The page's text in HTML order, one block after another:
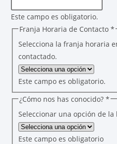
Este campo es obligatorio.
Franja Horaria de Contacto *
Selecciona la franja horaria
contactado.
Este campo es obligatorio.
¿Cómo nos has conocido? *
Seleccionar una opción de la
Este campo es obligatorio